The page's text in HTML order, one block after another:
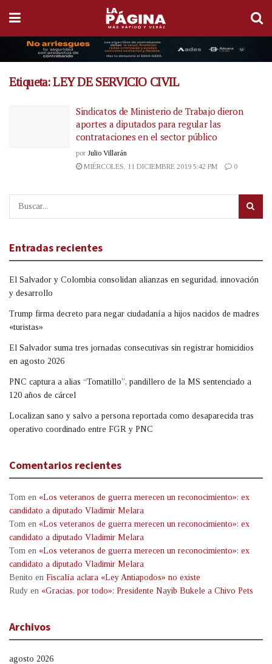
Etiqueta:LEY DE SERVICIO CIVIL
Sindicatos de Ministerio de Trabajo dieron
aportes a diputados para regular las
contrataciones en el sector público
por Julio Villarán
MIÉRCOLES, 11 DICIEMBRE 2019 5:42 PM
0
Entradas recientes
El Salvador y Colombia consolidan alianzas en seguridad, innovación
y desarrollo
Trump firma decreto para negar ciudadanía a hijos nacidos de madres
«turistas»
El Salvador suma tres jornadas consecutivas sin registrar homicidios
en agosto 2026
PNC captura a alias “Tomatillo”, pandillero de la MS sentenciado a
120 años de cárcel
Localizan sano y salvo a persona reportada como desaparecida tras
operativo coordinado entre FGR y PNC
Comentarios recientes
Tom en «Los veteranos de guerra merecen un reconocimiento»: ex
candidato a diputado Vladimir Melara
Tom en «Los veteranos de guerra merecen un reconocimiento»: ex
candidato a diputado Vladimir Melara
Tom en «Los veteranos de guerra merecen un reconocimiento»: ex
candidato a diputado Vladimir Melara
Benito en Fiscalía aclara «Ley Antiapodos» no existe
Rudy en «Gracias, por todo»: Presidente Nayib Bukele a Chivo Pets
Archivos
agosto 2026